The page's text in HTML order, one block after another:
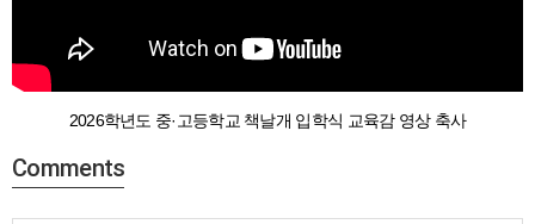
2026학년도 중·고등학교 책날개 입학식 교육감 영상 축사
Comments